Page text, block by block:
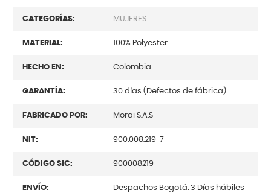
CATEGORÍAS: MUJERES
MATERIAL: 100% Polyester
HECHO EN: Colombia
GARANTÍA: 30 días (Defectos de fábrica)
FABRICADO POR: Morai S.A.S
NIT: 900.008.219-7
CÓDIGO SIC: 900008219
ENVÍO:
Despachos Bogotá: 3 Días hábiles